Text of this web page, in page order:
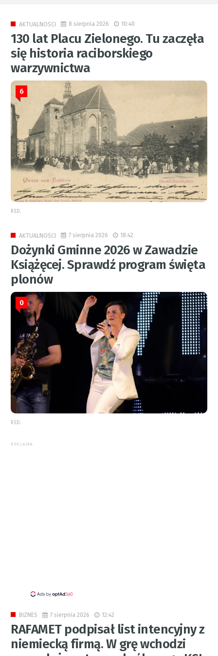
AKTUALNOŚCI 8 sierpnia 2026 10:40
130 lat Placu Zielonego. Tu zaczęła
się historia raciborskiego
warzywnictwa
6
RED.
AKTUALNOŚCI 7 sierpnia 2026 18:42
Dożynki Gminne 2026 w Zawadzie
Książęcej. Sprawdź program święta
plonów
0
RED.
REKLAMA
BIZNES 7 sierpnia 2026 12:42
RAFAMET podpisał list intencyjny z
niemiecką firmą. W grę wchodzi